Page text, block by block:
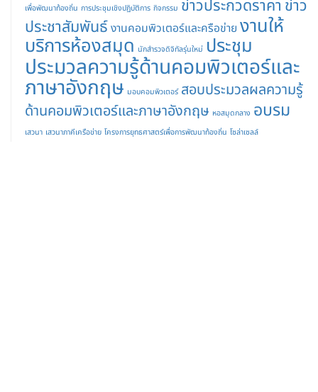
เพื่อพัฒนาท้องถิ่น การประชุมเชิงปฏิบัติการ กิจกรรม ข่าวประกวดราคา ข่าว
ประชาสัมพันธ์งานคอมพิวเตอร์และครือข่าย งานให้
บริการห้องสมุด นักสำรวจดิจิทัลรุ่นใหม่ ประชุม
ประมวลความรู้ด้านคอมพิวเตอร์และ
ภาษาอังกฤษ มอบคอมพิวเตอร์ สอบประมวลผลความรู้
ด้านคอมพิวเตอร์และภาษาอังกฤษ หอสมุดกลาง อบรม
เสวนา เสวนาภาคีเครือข่าย โครงการยุทธศาสตร์เพื่อการพัฒนาท้องถิ่น โซล่าเซลล์